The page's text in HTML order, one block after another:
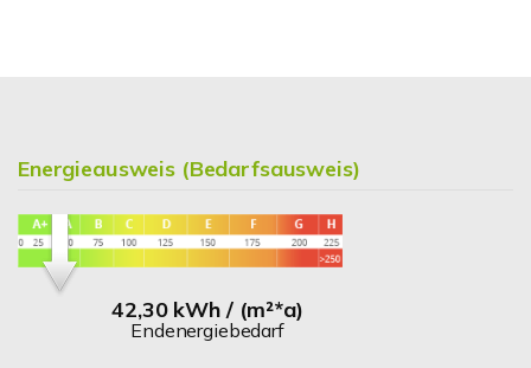
Energieausweis (Bedarfsausweis)
42,30 kWh / (m²*a)
Endenergiebedarf